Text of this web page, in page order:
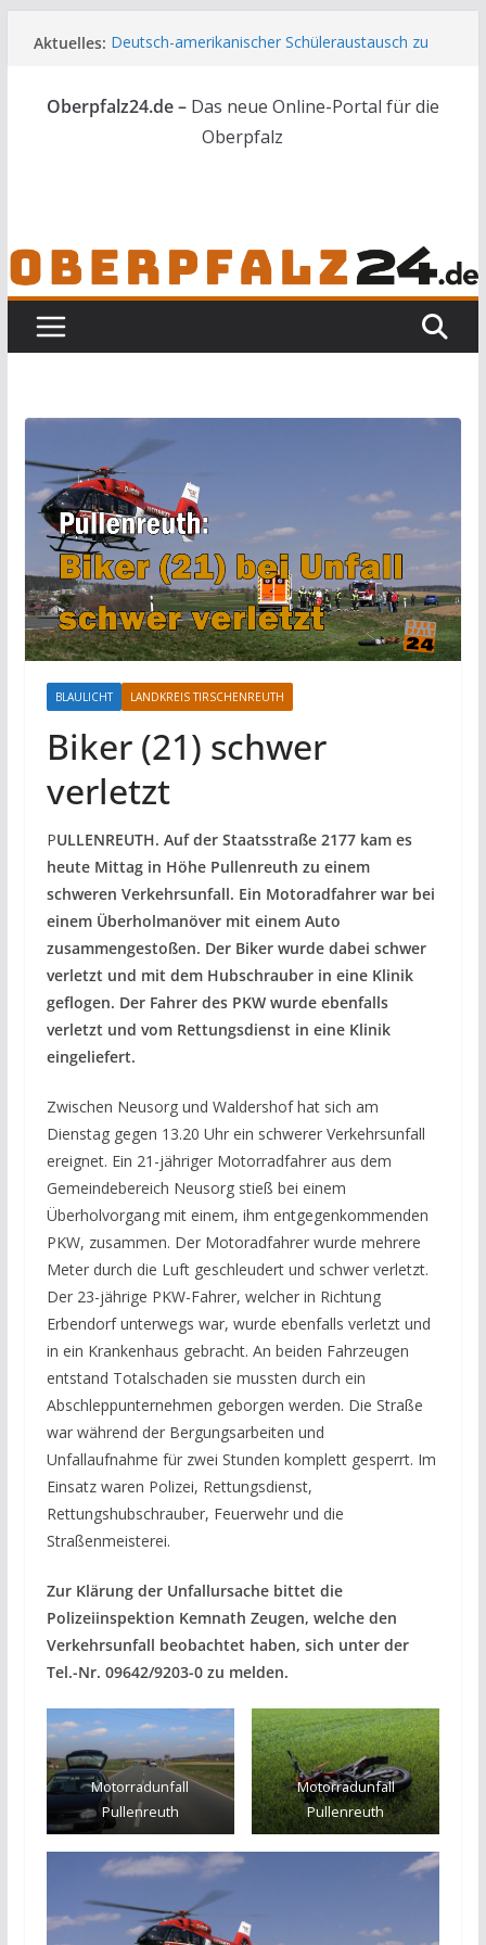
Inhalt
Aktuelles: Deutsch-amerikanischer Schüleraustausch zu
Unbekannte versuchen in Gebäude in Reuth
einzubrechen
Audi prallt gegen Brückengeländer in Weiden
Oberpfalz24.de – Das neue Online-Portal für die
Oberpfalz
BLAULICHT LANDKREIS TIRSCHENREUTH
Biker (21) schwer
verletzt
PULLENREUTH. Auf der Staatsstraße 2177 kam es
heute Mittag in Höhe Pullenreuth zu einem
schweren Verkehrsunfall. Ein Motoradfahrer war bei
einem Überholmanöver mit einem Auto
zusammengestoßen. Der Biker wurde dabei schwer
verletzt und mit dem Hubschrauber in eine Klinik
geflogen. Der Fahrer des PKW wurde ebenfalls
verletzt und vom Rettungsdienst in eine Klinik
eingeliefert.
Zwischen Neusorg und Waldershof hat sich am
Dienstag gegen 13.20 Uhr ein schwerer Verkehrsunfall
ereignet. Ein 21-jähriger Motorradfahrer aus dem
Gemeindebereich Neusorg stieß bei einem
Überholvorgang mit einem, ihm entgegenkommenden
PKW, zusammen. Der Motoradfahrer wurde mehrere
Meter durch die Luft geschleudert und schwer verletzt.
Der 23-jährige PKW-Fahrer, welcher in Richtung
Erbendorf unterwegs war, wurde ebenfalls verletzt und
in ein Krankenhaus gebracht. An beiden Fahrzeugen
entstand Totalschaden sie mussten durch ein
Abschleppunternehmen geborgen werden. Die Straße
war während der Bergungsarbeiten und
Unfallaufnahme für zwei Stunden komplett gesperrt. Im
Einsatz waren Polizei, Rettungsdienst,
Rettungshubschrauber, Feuerwehr und die
Straßenmeisterei.
Zur Klärung der Unfallursache bittet die
Polizeiinspektion Kemnath Zeugen, welche den
Verkehrsunfall beobachtet haben, sich unter der
Tel.-Nr. 09642/9203-0 zu melden.
Motorradunfall
Pullenreuth
Motorradunfall
Pullenreuth